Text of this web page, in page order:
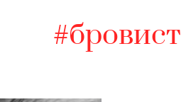
#бровист